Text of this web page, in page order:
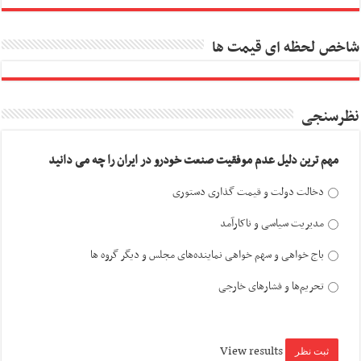
شاخص لحظه ای قیمت ها
نظرسنجی
مهم ترین دلیل عدم موفقیت صنعت خودرو در ایران را چه می دانید
دخالت دولت و قیمت گذاری دستوری
مدیریت سیاسی و ناکارآمد
باج خواهی و سهم خواهی نماینده‌های مجلس و دیگر گروه ها
تحریم‌ها و فشارهای خارجی
View results